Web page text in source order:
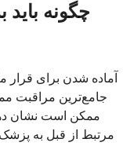
چگونه
آماده شدن برای قرار
جامع‌ترین مراقبت
ممکن است نشان
مرتبط از قبل به